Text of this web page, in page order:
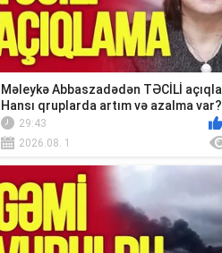
Məleykə Abbaszadədən TƏCİLİ
Hansı qruplarda artım və azalma var?
Xə...29:43
2026.08. 1